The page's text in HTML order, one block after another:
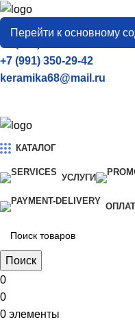
Перейти к основному
город
Тамбов
+7 (906) 657-33-54
+7 (991) 350-29-42
keramika68@mail.ru
КАТАЛОГ
УСЛУГИ
Поиск
0
0
0 элементы